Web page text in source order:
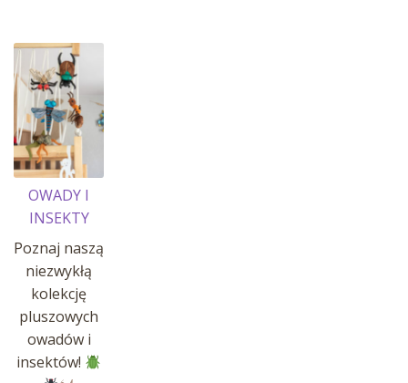
OWADY I
INSEKTY
Poznaj naszą
niezwykłą
kolekcję
pluszowych
owadów i
insektów!